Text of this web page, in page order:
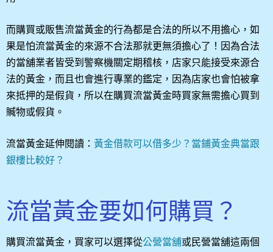
而購買或販售流當黃金的行為都是合法的所以不用擔心，如
果是怕流當黃金的來源不合法那就更無須擔心了！因為合法
的當舖業者皆受到警察機關定期稽核，店家只能接受來源合
法的黃金，而且也會進行專業的鑑定，因為店家也會怕被拿
來抵押的是假貨，所以在購買流當黃金時買家無需擔心買到
贓物或假貨。
流當黃金延伸閱讀： 黃金借款可以借多少？當鋪黃金典當跟
銀樓比較好？
流當黃金要如何購買？
購買流當黃金，買家可以選擇從公營當舖或民營當舖這兩個